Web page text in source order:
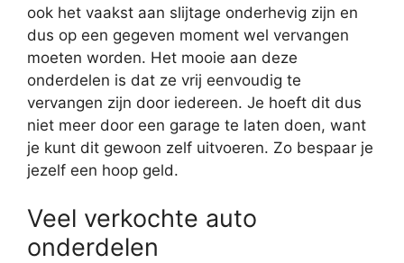
ook het vaakst aan slijtage onderhevig zijn en
dus op een gegeven moment wel vervangen
moeten worden. Het mooie aan deze
onderdelen is dat ze vrij eenvoudig te
vervangen zijn door iedereen. Je hoeft dit dus
niet meer door een garage te laten doen, want
je kunt dit gewoon zelf uitvoeren. Zo bespaar je
jezelf een hoop geld.
Veel verkochte auto
onderdelen